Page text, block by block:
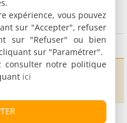
expérience, vous pouvez
sur "Accepter", refuser
sur "Refuser" ou bien
sur "Paramétrer".
consulter notre politique
ici